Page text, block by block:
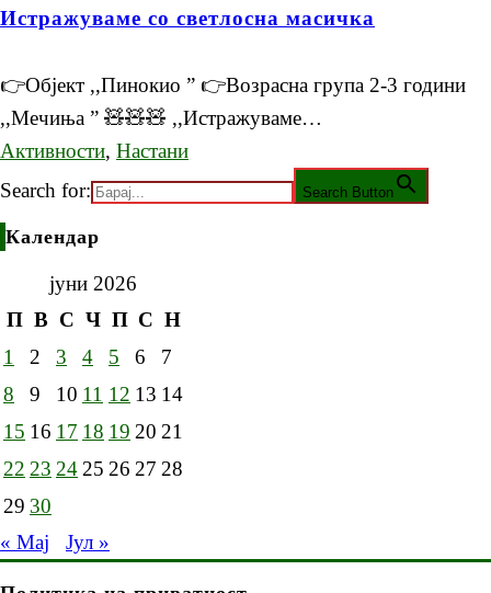
Истражуваме со светлосна масичка
👉Објект ,,Пинокио ” 👉Возрасна група 2-3 години
,,Мечиња ” 🧸🧸🧸 ,,Истражуваме…
Активности, Настани
Search for:
Search Button
Календар
јуни 2026
П В С Ч П С Н
1
2 3 4 5 6
7
8
9 10 11 12 13 14
15 16 17 18 19 20 21
22 23 24 25 26 27 28
29 30
« Мај
Јул »